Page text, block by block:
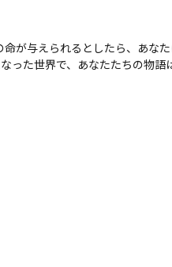
が与えられるとしたら、あな
った世界で、あなたたちの物語